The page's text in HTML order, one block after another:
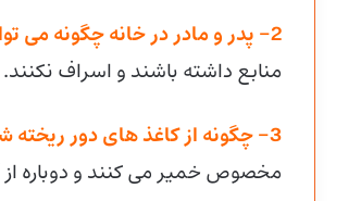
2- پدر و مادر در خانه چگونه می توانند از مصرف زیاد منابع طبیعی جلوگیری کنند؟
منابع داشته باشند و اسراف نکنند.
3- چگونه از کاغذ های دور ریخته شده دوباره استفاده می شود؟
مخصوص خمیر می کنند و دوباره